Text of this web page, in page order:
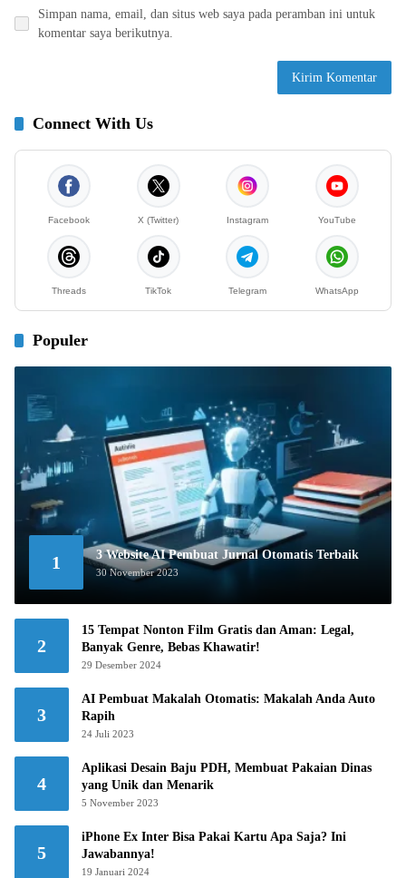
Simpan nama, email, dan situs web saya pada peramban ini untuk
komentar saya berikutnya.
Connect With Us
Facebook X (Twitter) Instagram YouTube
Threads TikTok Telegram WhatsApp
Populer
1 3 Website AI Pembuat Jurnal Otomatis Terbaik
30 November 2023
2
15 Tempat Nonton Film Gratis dan Aman: Legal,
Banyak Genre, Bebas Khawatir!
29 Desember 2024
3
AI Pembuat Makalah Otomatis: Makalah Anda Auto
Rapih
24 Juli 2023
4
Aplikasi Desain Baju PDH, Membuat Pakaian Dinas
yang Unik dan Menarik
5 November 2023
5
iPhone Ex Inter Bisa Pakai Kartu Apa Saja? Ini
Jawabannya!
19 Januari 2024